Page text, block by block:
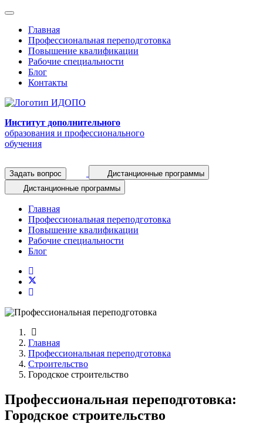
Главная
Профессиональная переподготовка
Повышение квалификации
Рабочие специальности
Блог
Контакты
Институт дополнительного
образования и профессионального
обучения
Задать вопрос
Дистанционные программы
Дистанционные программы
Главная
Профессиональная переподготовка
Повышение квалификации
Рабочие специальности
Блог
Главная
Профессиональная переподготовка
Строительство
Городское строительство
Профессиональная переподготовка:
Городское строительство